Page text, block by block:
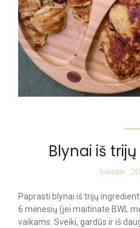
Blynai iš
Jolanta-
Paprasti blynai iš trijų
6 mėnesių (jei maitinate BWL
vaikams. Sveiki, gardūs ir iš